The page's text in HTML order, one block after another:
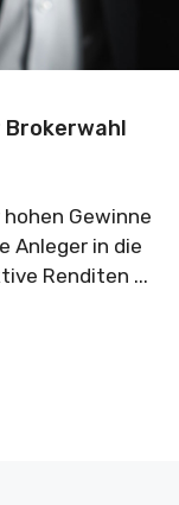
Brokerwahl
Gewinne
Anleger in die
Renditen ...